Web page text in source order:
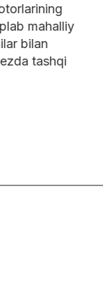
mahalliy
bilan
tashqi